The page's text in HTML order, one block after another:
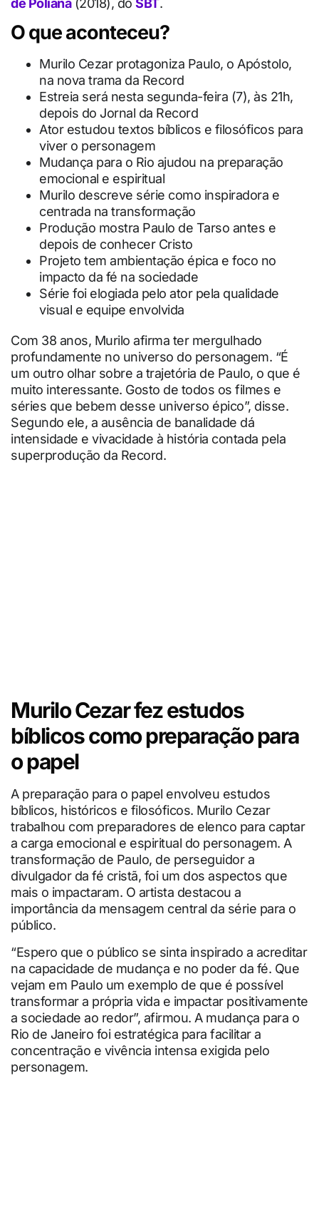
de Poliana(2018), do SBT.
O que aconteceu?
Murilo Cezar protagoniza Paulo, o Apóstolo,
na nova trama da Record
Estreia será nesta segunda-feira (7), às 21h,
depois do Jornal da Record
Ator estudou textos bíblicos e filosóficos para
viver o personagem
Mudança para o Rio ajudou na preparação
emocional e espiritual
Murilo descreve série como inspiradora e
centrada na transformação
Produção mostra Paulo de Tarso antes e
depois de conhecer Cristo
Projeto tem ambientação épica e foco no
impacto da fé na sociedade
Série foi elogiada pelo ator pela qualidade
visual e equipe envolvida
Com 38 anos, Murilo afirma ter mergulhado
profundamente no universo do personagem. “É
um outro olhar sobre a trajetória de Paulo, o que é
muito interessante. Gosto de todos os filmes e
séries que bebem desse universo épico”, disse.
Segundo ele, a ausência de banalidade dá
intensidade e vivacidade à história contada pela
superprodução da Record.
Murilo Cezar fez estudos
bíblicos como preparação para
o papel
A preparação para o papel envolveu estudos
bíblicos, históricos e filosóficos. Murilo Cezar
trabalhou com preparadores de elenco para captar
a carga emocional e espiritual do personagem. A
transformação de Paulo, de perseguidor a
divulgador da fé cristã, foi um dos aspectos que
mais o impactaram. O artista destacou a
importância da mensagem central da série para o
público.
“Espero que o público se sinta inspirado a acreditar
na capacidade de mudança e no poder da fé. Que
vejam em Paulo um exemplo de que é possível
transformar a própria vida e impactar positivamente
a sociedade ao redor”, afirmou. A mudança para o
Rio de Janeiro foi estratégica para facilitar a
concentração e vivência intensa exigida pelo
personagem.